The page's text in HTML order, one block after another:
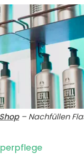
– Nachfüllen